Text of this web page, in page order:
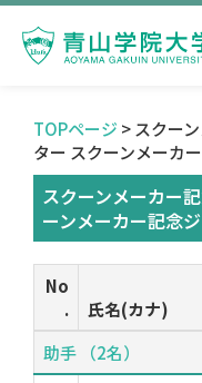
TOPページ > スクー
ター スクーンメーカ
スクーンメーカー
ーンメーカー記念
No
.
氏名(カナ)
助手 （2名）